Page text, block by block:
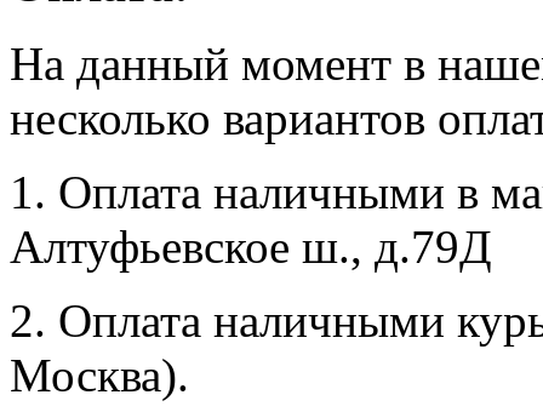
На данный момент в
несколько вариантов
1. Оплата наличными в
Алтуфьевское ш., д.79Д
2. Оплата наличными
Москва).